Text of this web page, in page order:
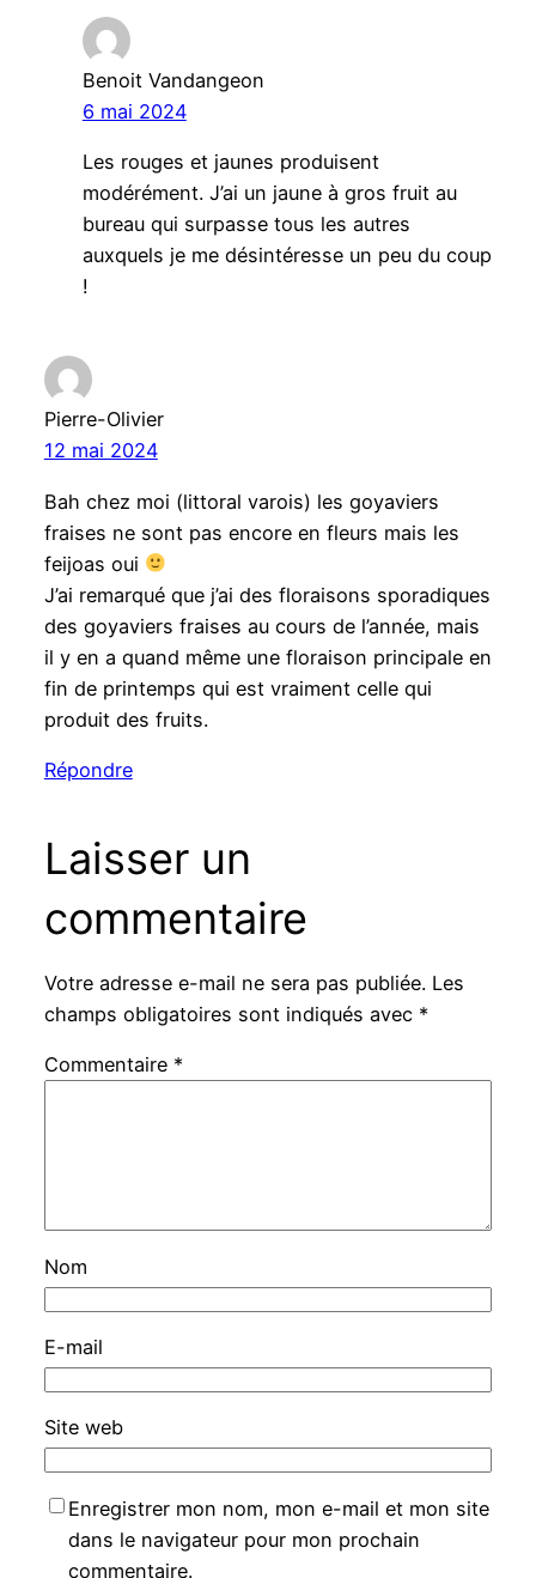
Benoit Vandangeon
6 mai 2024
Les rouges et jaunes produisent
modérément. J’ai un jaune à gros fruit au
bureau qui surpasse tous les autres
auxquels je me désintéresse un peu du coup
!
Pierre-Olivier
12 mai 2024
Bah chez moi (littoral varois) les goyaviers
fraises ne sont pas encore en fleurs mais les
feijoas oui
J’ai remarqué que j’ai des floraisons sporadiques
des goyaviers fraises au cours de l’année, mais
il y en a quand même une floraison principale en
fin de printemps qui est vraiment celle qui
produit des fruits.
Répondre
Laisser un
commentaire
Votre adresse e-mail ne sera pas publiée. Les
champs obligatoires sont indiqués avec *
Commentaire *
Nom
E-mail
Site web
Enregistrer mon nom, mon e-mail et mon site
dans le navigateur pour mon prochain
commentaire.